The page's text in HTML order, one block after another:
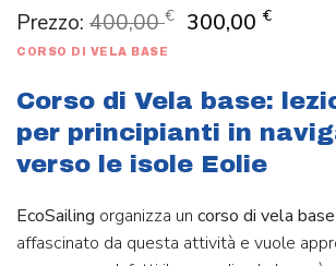
Prezzo: 400,00€ Il
prezzo
400,00 €.
300,00 €Il
CORSO DI VELA BASE
Corso di Vela base:
per principianti in
verso le isole Eolie
EcoSailing organizza un corso di vela base
affascinato da questa attività e vuole